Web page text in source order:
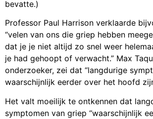
bevatte.)
Professor Paul Harrison verklaarde
“velen van ons die griep hebben
dat je je niet altijd zo snel weer
je had gehoopt of verwacht.” Max
onderzoeker, zei dat “langdurige
waarschijnlijk eerder over het hoofd
Het valt moeilijk te ontkennen dat
symptomen van griep “waarschijnlijk